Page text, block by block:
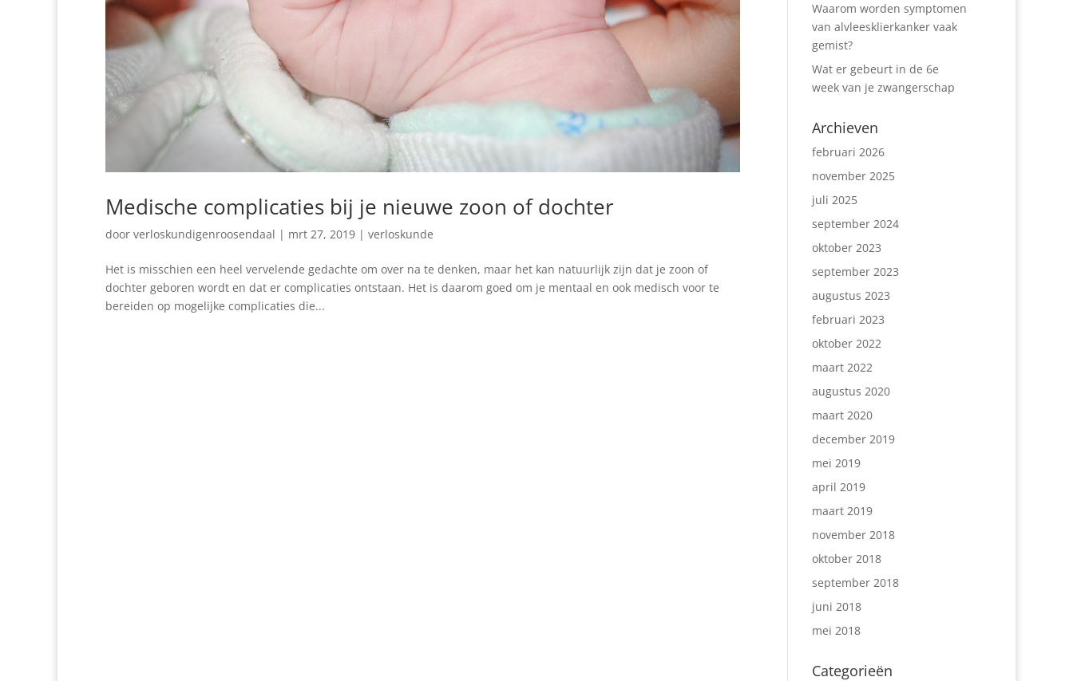
Medische complicaties bij je nieuwe zoon of dochter
door verloskundigenroosendaal | mrt 27, 2019 | verloskunde
Het is misschien een heel vervelende gedachte om over na te denken, maar het kan natuurlijk zijn dat je zoon of
dochter geboren wordt en dat er complicaties ontstaan. Het is daarom goed om je mentaal en ook medisch voor te
bereiden op mogelijke complicaties die...
Waarom worden symptomen
van alvleesklierkanker vaak
gemist?
Wat er gebeurt in de 6e
week van je zwangerschap
Archieven
februari 2026
november 2025
juli 2025
september 2024
oktober 2023
september 2023
augustus 2023
februari 2023
oktober 2022
maart 2022
augustus 2020
maart 2020
december 2019
mei 2019
april 2019
maart 2019
november 2018
oktober 2018
september 2018
juni 2018
mei 2018
Categorieën